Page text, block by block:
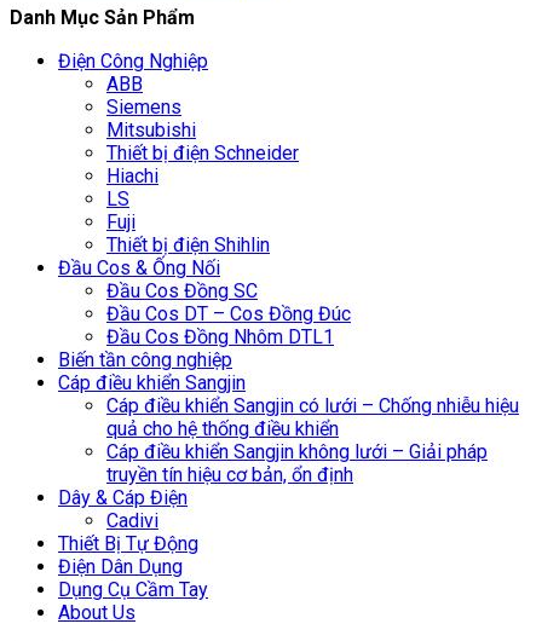
Danh Mục Sản Phẩm
Điện Công Nghiệp
ABB
Siemens
Mitsubishi
Thiết bị điện Schneider
Hiachi
LS
Fuji
Thiết bị điện Shihlin
Đầu Cos & Ống Nối
Đầu Cos Đồng SC
Đầu Cos DT – Cos Đồng Đúc
Đầu Cos Đồng Nhôm DTL1
Biến tần công nghiệp
Cáp điều khiển Sangjin
Cáp điều khiển Sangjin có lưới – Chống nhiễu hiệu
quả cho hệ thống điều khiển
Cáp điều khiển Sangjin không lưới – Giải pháp
truyền tín hiệu cơ bản, ổn định
Dây & Cáp Điện
Cadivi
Thiết Bị Tự Động
Điện Dân Dụng
Dụng Cụ Cầm Tay
About Us